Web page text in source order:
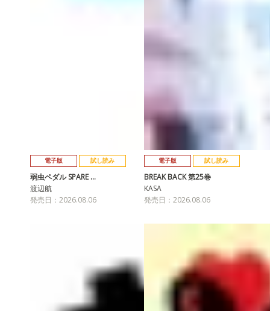
電子版 試し読み
弱虫ペダル SPARE …
渡辺航
発売日：2026.08.06
電子版 試し読み
BREAK BACK 第25巻
KASA
発売日：2026.08.06